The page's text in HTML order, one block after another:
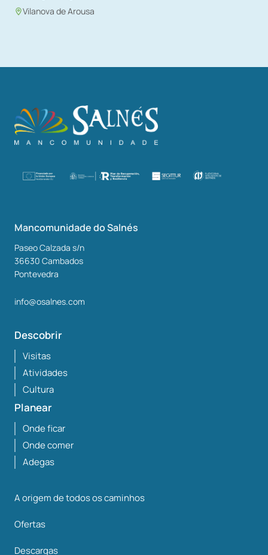
Vilanova de Arousa
Mancomunidade do Salnés
Paseo Calzada s/n
36630 Cambados
Pontevedra
info@osalnes.com
Descobrir
Visitas
Atividades
Cultura
Planear
Onde ficar
Onde comer
Adegas
A origem de todos os caminhos
Ofertas
Descargas